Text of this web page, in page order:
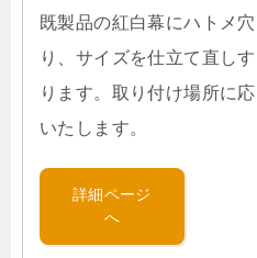
既製品の紅白幕にハトメ
り、サイズを仕立て直し
ります。取り付け場所に
いたします。
詳細ページ
へ